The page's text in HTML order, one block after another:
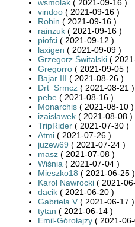
wsmolak ( 2021-09-16 )
vindoo ( 2021-09-16 )
Robin ( 2021-09-16 )
rainzuk ( 2021-09-16 )
piofci ( 2021-09-12 )
laxigen ( 2021-09-09 )
Grzegorz Świtalski (
Gregorro ( 2021-09-05 )
Bajar III ( 2021-08-26 )
Drt_Srmcz ( 2021-08-21 )
pebe ( 2021-08-16 )
Monarchis ( 2021-08-10 )
izaisławek ( 2021-08-08 )
TripRider ( 2021-07-30 )
Atmi ( 2021-07-26 )
juzew69 ( 2021-07-24 )
masz ( 2021-07-08 )
Wiśnia ( 2021-07-04 )
Mieszko18 ( 2021-06-25 )
Karol Nawrocki ( 2021-
dacik ( 2021-06-20 )
Gabriela.V ( 2021-06-17 )
tytan ( 2021-06-14 )
Emil-Górołajzy ( 2021-